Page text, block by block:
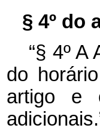
§ 4º do
“§ 4º
do
artigo e